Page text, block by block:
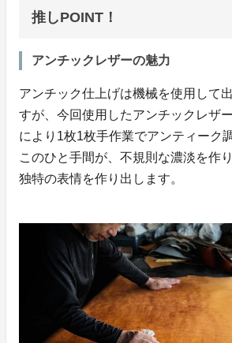
推しPOINT！
アンチックレザーの魅力
アンチック仕上げは機械を使用して
すが、今回使用したアンチックレザ
により1枚1枚手作業でアンティーク
このひと手間が、不規則な濃淡を作
独特の表情を作り出します。